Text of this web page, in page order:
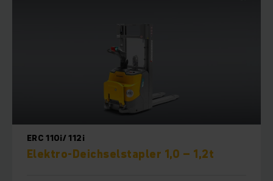
ERC 110i/ 112i
Elektro-Deichselstapler 1,0 – 1,2t